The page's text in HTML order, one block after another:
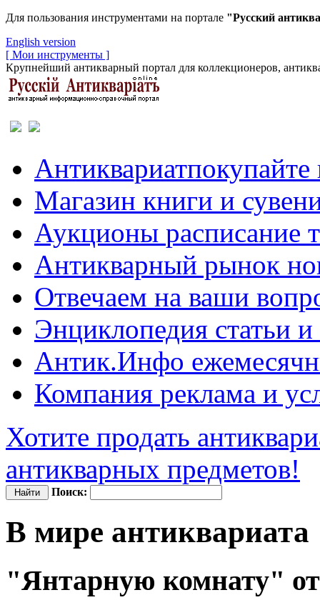
Для пользования инструментами на портале "Русский
English version
[ Мои инструменты ]
Крупнейший антикварный портал для коллекционеров,
Антиквариатпокупайте
Магазин книги и
Аукционы расписание
Антикварный рынок
Отвечаем на ваши
Энциклопедия статьи
Антик.Инфо
Компания реклама и
Хотите продать
антикварных предметов!
Поиск:
В мире антиквариата
"Янтарную комнату"